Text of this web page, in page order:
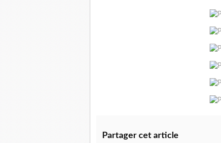
Partager cet article